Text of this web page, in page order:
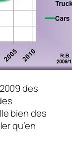
des
bien des
qu’en